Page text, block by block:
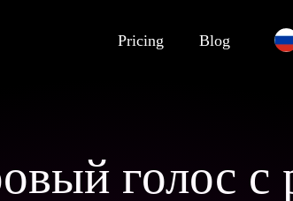
Pricing Blog
голос